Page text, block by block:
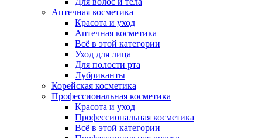
Аптечная косметика
Красота и уход
Аптечная косметика
Всё в этой категории
Уход для лица
Для полости рта
Лубриканты
Корейская косметика
Профессиональная косметика
Красота и уход
Профессиональная косметика
Всё в этой категории